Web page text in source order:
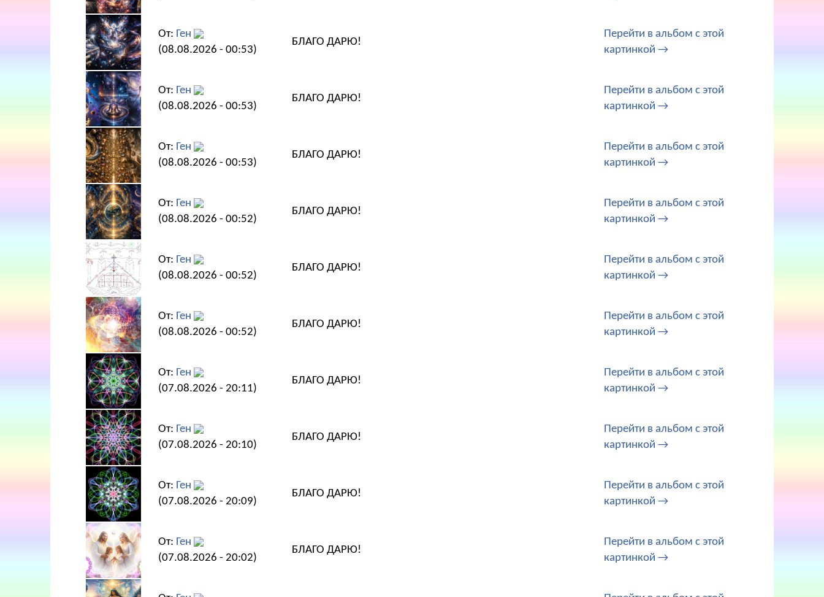
От: Ген
(08.08.2026 - 00:53)
БЛАГО ДАРЮ!
Перейти в альбом с этой
картинкой →
От: Ген
(08.08.2026 - 00:53)
БЛАГО ДАРЮ!
Перейти в альбом с этой
картинкой →
От: Ген
(08.08.2026 - 00:53)
БЛАГО ДАРЮ!
Перейти в альбом с этой
картинкой →
От: Ген
(08.08.2026 - 00:52)
БЛАГО ДАРЮ!
Перейти в альбом с этой
картинкой →
От: Ген
(08.08.2026 - 00:52)
БЛАГО ДАРЮ!
Перейти в альбом с этой
картинкой →
От: Ген
(08.08.2026 - 00:52)
БЛАГО ДАРЮ!
Перейти в альбом с этой
картинкой →
От: Ген
(07.08.2026 - 20:11)
БЛАГО ДАРЮ!
Перейти в альбом с этой
картинкой →
От: Ген
(07.08.2026 - 20:10)
БЛАГО ДАРЮ!
Перейти в альбом с этой
картинкой →
От: Ген
(07.08.2026 - 20:09)
БЛАГО ДАРЮ!
Перейти в альбом с этой
картинкой →
От: Ген
(07.08.2026 - 20:02)
БЛАГО ДАРЮ!
Перейти в альбом с этой
картинкой →